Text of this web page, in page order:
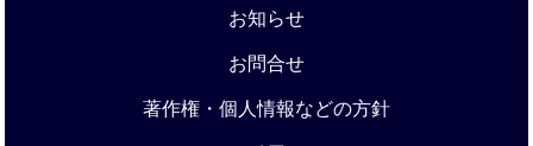
お知らせ
お問合せ
著作権・個人情報などの方針